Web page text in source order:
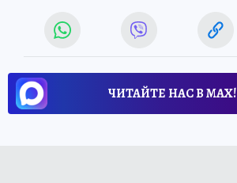
ЧИТАЙТЕ НАС В МАХ!